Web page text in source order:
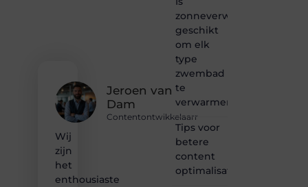
Jeroen van
Dam
Contentontwikkelaarr
Wij
zijn
het
enthousiaste
zonneverwarming
geschikt
om elk
type
zwembad
te
verwarmen?
Tips voor
betere
content
optimalisatie